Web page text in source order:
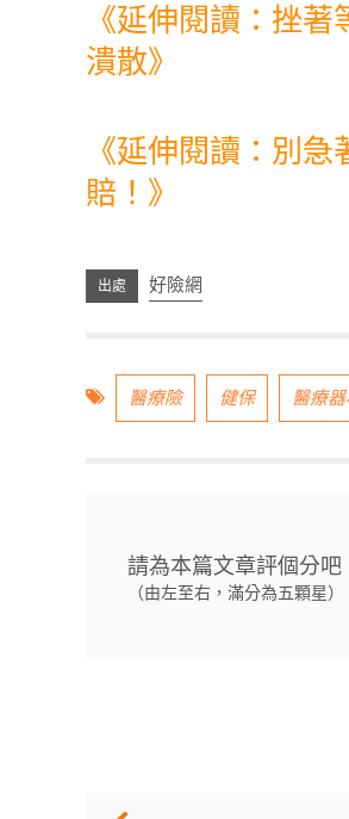
《延伸閱讀：挫
潰散》
《延伸閱讀：別
賠！》
好險網
醫療險 健保 醫療
請為本篇文章評個分吧
（由左至右，滿分為五顆星）